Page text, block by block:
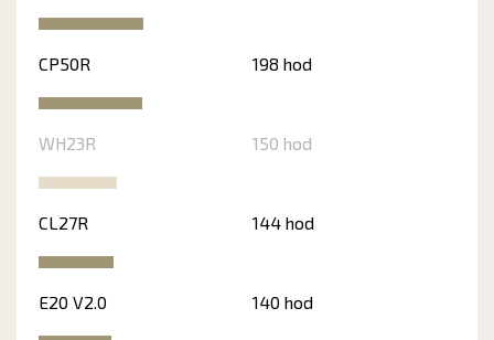
CP50R 198 hod
WH23R 150 hod
CL27R 144 hod
E20 V2.0 140 hod